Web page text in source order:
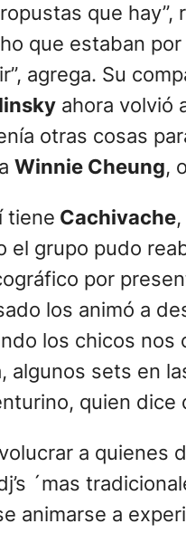
que
que estaban
agrega. Su
ahora volvió
otras cosas
Winnie Cheung, o
tiene Cachivache
el grupo pudo
por
los animó a
los chicos
algunos sets en
quien
a quienes
´mas
animarse a